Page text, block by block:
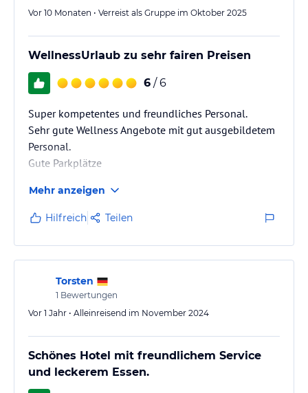
Vor 10 Monaten • Verreist als Gruppe im Oktober 2025
WellnessUrlaub zu sehr fairen Preisen
6 / 6
Super kompetentes und freundliches Personal.
Sehr gute Wellness Angebote mit gut ausgebildetem
Personal.
Gute Parkplätze
Mehr anzeigen
Hilfreich Teilen
Torsten
1 Bewertungen
Vor 1 Jahr • Alleinreisend im November 2024
Schönes Hotel mit freundlichem Service
und leckerem Essen.